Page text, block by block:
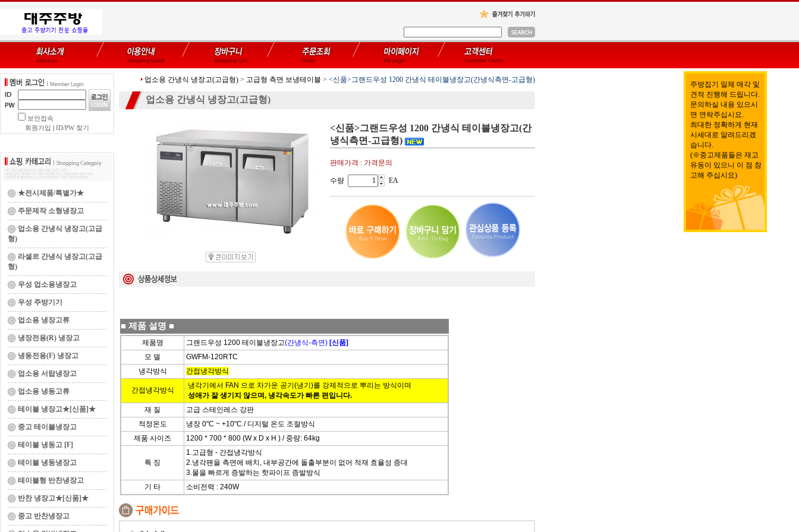
보안접속
회원가입
ID/PW 찾기
★전시제품/특별가★
주문제작 소형냉장고
업소용 간냉식 냉장고(고급
형)
라셀르 간냉식 냉장고(고급
형)
우성 업소용냉장고
우성 주방기기
업소용 냉장고류
냉장전용(R) 냉장고
냉동전용(F) 냉장고
업소용 서랍냉장고
업소용 냉동고류
테이블 냉장고★[신품]★
중고 테이블냉장고
테이블 냉동고 [F]
테이블 냉동냉장고
테이블형 반찬냉장고
반찬 냉장고★[신품]★
중고 반찬냉장고
업소용 간냉식 냉장고(고급형) > 고급형 측면 보냉테이블 > <신품>그랜드우성 1200 간냉식 테이블냉장고(간냉식측면-고급형)
업소용 간냉식 냉장고(고급형)
<신품>그랜드우성 1200 간냉식 테이블냉장고(간
냉식측면-고급형)
판매가격 : 가격문의
수량 EA
■ 제품 설명 ■
제품명 그랜드우성 1200 테이블냉장고(간냉식-측면) [신품]
모 델
GWFM-120RTC
냉각방식
간접냉각방식
간접냉각방식
냉각기에서 FAN 으로 차가운 공기(냉기)를 강제적으로 뿌리는 방식이며
성애가 잘 생기지 않으며, 냉각속도가 빠른 편입니다.
재 질
고급 스테인레스 강판
적정온도
냉장 0"C ~ +10"C / 디지털 온도 조절방식
제품 사이즈
1200 * 700 * 800 (W x D x H ) / 중량: 64kg
특 징
1.고급형 - 간접냉각방식
2.냉각팬을 측면에 배치, 내부공간에 돌출부분이 없어 적재 효율성 증대
3.물을 빠르게 증발하는 핫파이프 증발방식
기 타
소비전력 : 240W
주방집기 일체 매각 및
견적 진행해 드립니다.
문의하실 내용 있으시
면 연락주십시요.
최대한 정확하게 현재
시세대로 알려드리겠
습니다.
(※중고제품들은 재고
유동이 있으니 이 점 참
고해 주십시요)